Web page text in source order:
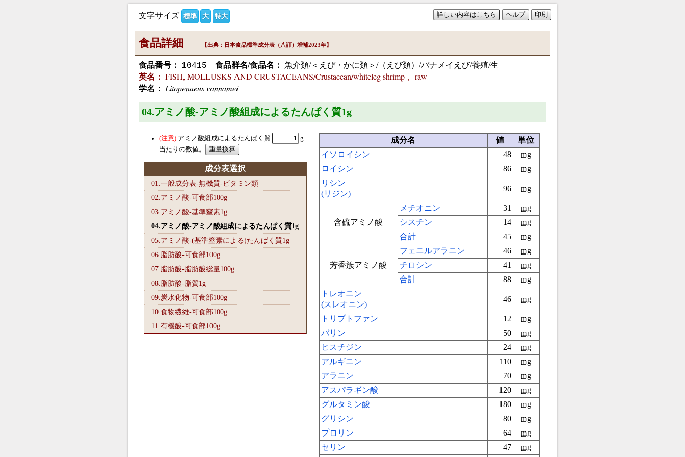
詳しい内容はこちら ヘルプ 印刷
文字サイズ 標準 大 特大
食品詳細 【出典：日本食品標準成分表（八訂）増補2023年】
食品番号： 10415 食品群名/食品名： 魚介類/＜えび・かに類＞/（えび類）/バナメイえび/養殖/生
英名： FISH, MOLLUSKS AND CRUSTACEANS/Crustacean/whiteleg shrimp， raw
学名： Litopenaeus vannamei
04.アミノ酸-アミノ酸組成によるたんぱく質1g
アミノ酸組成によるたんぱく質
g
当たりの数値。
成分表選択
01.一般成分表-無機質-ビタミン類
02.アミノ酸-可食部100g
03.アミノ酸-基準窒素1g
04.アミノ酸-アミノ酸組成によるたんぱく質1g
05.アミノ酸-(基準窒素による)たんぱく質1g
06.脂肪酸-可食部100g
07.脂肪酸-脂肪酸総量100g
08.脂肪酸-脂質1g
09.炭水化物-可食部100g
10.食物繊維-可食部100g
11.有機酸-可食部100g
成分名 値
単位
イソロイシン
48
mg
ロイシン
86
mg
リシン
(リジン)
96 mg
含硫アミノ酸
メチオニン 31
mg
シスチン
14
mg
合計
45 mg
芳香族アミノ酸
フェニルアラニン 46
mg
チロシン
41
mg
合計
88
mg
トレオニン
(スレオニン)
46 mg
トリプトファン 12
mg
バリン
50
mg
ヒスチジン
24
mg
アルギニン
110
mg
アラニン
70
mg
アスパラギン酸
120
mg
グルタミン酸
180
mg
グリシン
80
mg
プロリン
64
mg
セリン
47 mg